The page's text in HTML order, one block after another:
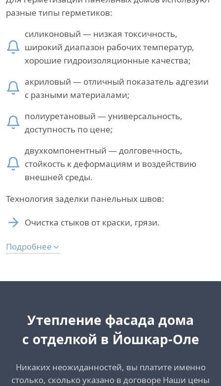
разные типы герметиков:
силиконовый — низкая токсичность,
широкий диапазон рабочих температур,
хорошие гидроизоляционные качества;
акриловый — отличный показатель адгезии
с разными материалами;
полиуретановый — универсальность,
доступность по цене;
двухкомпонентный — долговечность,
стойкость к деформациям и воздействию
внешней среды.
Технология заделки панельных швов:
Очистка стыков от краски, грязи.
Подробнее
Утепление фасада дома
с отделкой в Йошкар-Оле
Никаких неожиданностей, вы платите именно
столько, сколько указано в договоре Наши цены